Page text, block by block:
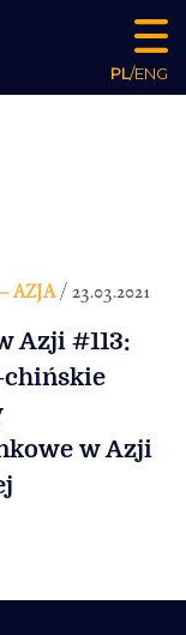
PL/ENG
AZJA/ 23.03.2021
Azji #113:
chińskie
w Azji